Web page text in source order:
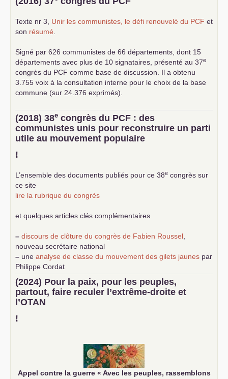
Texte nr 3, Unir les communistes, le défi renouvelé du PCF et
son résumé
Signé par 626 communistes de 66 départements, dont 15
départements avec plus de 10 signataires, présenté au 37e
congrès du PCF comme base de discussion. Il a obtenu
3.755 voix à la consultation interne pour le choix de la base
commune (sur 24.376 exprimés).
(2018) 38e congrès du PCF : des
communistes unis pour reconstruire un parti
utile au mouvement populaire
!
L’ensemble des documents publiés pour ce 38e congrès sur
ce site
lire la rubrique du congrès
et quelques articles clés complémentaires
– discours de clôture du congrès de Fabien Roussel
nouveau secrétaire national
– une analyse de classe du mouvement des gilets jaunes par
Philippe Cordat
–
un texte de Jean-Claude Delaunay
le marxisme est la
science sociale de notre temps
–un appel proposé aux partis communistes et ouvrier
d’Europe
–
(2024) Pour la paix, pour les peuples,
partout, faire reculer l’extrême-droite et
l’OTAN
!
Appel contre la guerre « Avec les peuples, rassemblons